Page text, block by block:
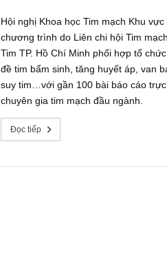
Hội nghị Khoa học Tim mạch Khu
chương trình do Liên chi hội Tim
Tim TP. Hồ Chí Minh phối hợp tổ
đề tim bẩm sinh, tăng huyết áp, van
suy tim…với gần 100 bài báo cáo
chuyên gia tim mạch đầu ngành.
Đọc tiếp